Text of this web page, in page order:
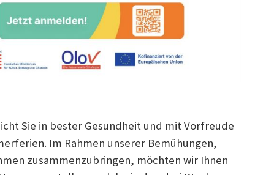
Sie in bester Gesundheit und mit Vorfreude
Im Rahmen unserer Bemühungen,
zusammenzubringen, möchten wir Ihnen